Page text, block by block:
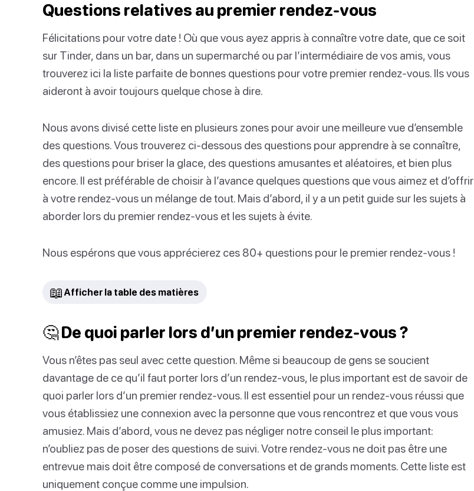
Questions relatives au premier rendez-vous
Félicitations pour votre date ! Où que vous ayez appris à connaître votre date, que ce soit
sur Tinder, dans un bar, dans un supermarché ou par l’intermédiaire de vos amis, vous
trouverez ici la liste parfaite de bonnes questions pour votre premier rendez-vous. Ils vous
aideront à avoir toujours quelque chose à dire.
Nous avons divisé cette liste en plusieurs zones pour avoir une meilleure vue d’ensemble
des questions. Vous trouverez ci-dessous des questions pour apprendre à se connaître,
des questions pour briser la glace, des questions amusantes et aléatoires, et bien plus
encore. Il est préférable de choisir à l’avance quelques questions que vous aimez et d’offrir
à votre rendez-vous un mélange de tout. Mais d’abord, il y a un petit guide sur les sujets à
aborder lors du premier rendez-vous et les sujets à évite.
Nous espérons que vous apprécierez ces 80+ questions pour le premier rendez-vous !
📖 Afficher la table des matières
🤔 De quoi parler lors d’un premier rendez-vous ?
Vous n’êtes pas seul avec cette question. Même si beaucoup de gens se soucient
davantage de ce qu’il faut porter lors d’un rendez-vous, le plus important est de savoir de
quoi parler lors d’un premier rendez-vous. Il est essentiel pour un rendez-vous réussi que
vous établissiez une connexion avec la personne que vous rencontrez et que vous vous
amusiez. Mais d’abord, vous ne devez pas négliger notre conseil le plus important:
n’oubliez pas de poser des questions de suivi. Votre rendez-vous ne doit pas être une
entrevue mais doit être composé de conversations et de grands moments. Cette liste est
uniquement conçue comme une impulsion.